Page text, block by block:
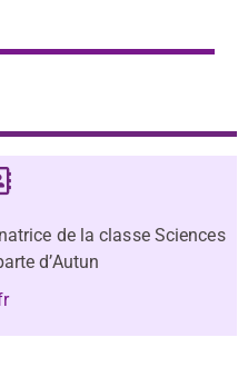
de la classe Sciences
d’Autun